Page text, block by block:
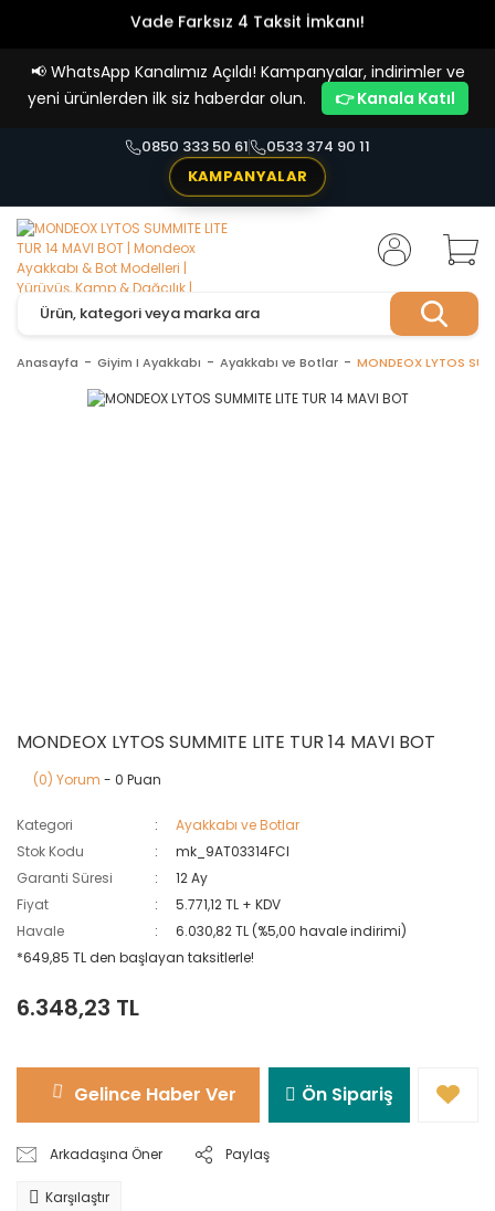
Vade Farksız 4 Taksit İmkanı!
📢 WhatsApp Kanalımız Açıldı! Kampanyalar, indirimler ve
yeni ürünlerden ilk siz haberdar olun.
👉 Kanala Katıl
0850 333 50 61
0533 374 90 11
KAMPANYALAR
Anasayfa Giyim I Ayakkabı Ayakkabı ve Botlar MONDEOX LYTOS
MONDEOX LYTOS SUMMITE LITE TUR 14 MAVI BOT
(0) Yorum - 0 Puan
Kategori
Ayakkabı ve Botlar
Stok Kodu
mk_9AT03314FCI
Garanti Süresi
12 Ay
Fiyat
5.771,12 TL + KDV
Havale
6.030,82 TL (%5,00 havale indirimi)
*649,85 TL den başlayan taksitlerle!
6.348,23 TL
Gelince Haber Ver Ön Sipariş
Arkadaşına Öner Paylaş
Karşılaştır